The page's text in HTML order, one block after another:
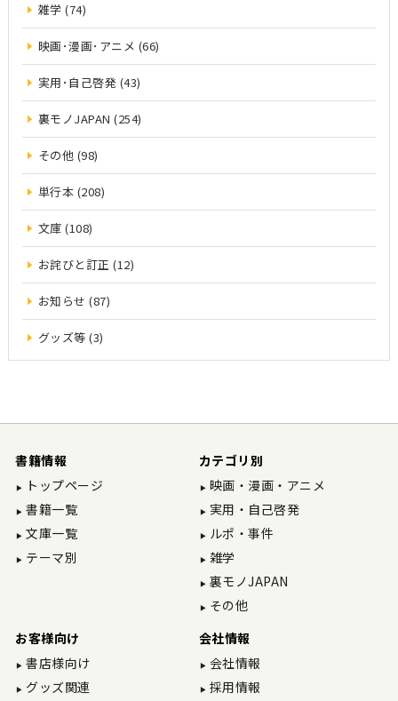
雑学 (74)
映画･漫画･アニメ (66)
実用･自己啓発 (43)
裏モノJAPAN (254)
その他 (98)
単行本 (208)
文庫 (108)
お詫びと訂正 (12)
お知らせ (87)
グッズ等 (3)
書籍情報
トップページ
書籍一覧
文庫一覧
テーマ別
カテゴリ別
映画・漫画・アニメ
実用・自己啓発
ルポ・事件
雑学
裏モノJAPAN
その他
お客様向け
書店様向け
グッズ関連
会社情報
会社情報
採用情報